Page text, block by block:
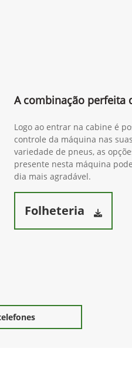
A combinação perfeita
Logo ao entrar na cabine é
controle da máquina nas
variedade de pneus, as
presente nesta máquina
dia mais agradável.
Folheteria